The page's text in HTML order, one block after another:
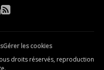
Gérer les cookies
droits réservés, reproduction